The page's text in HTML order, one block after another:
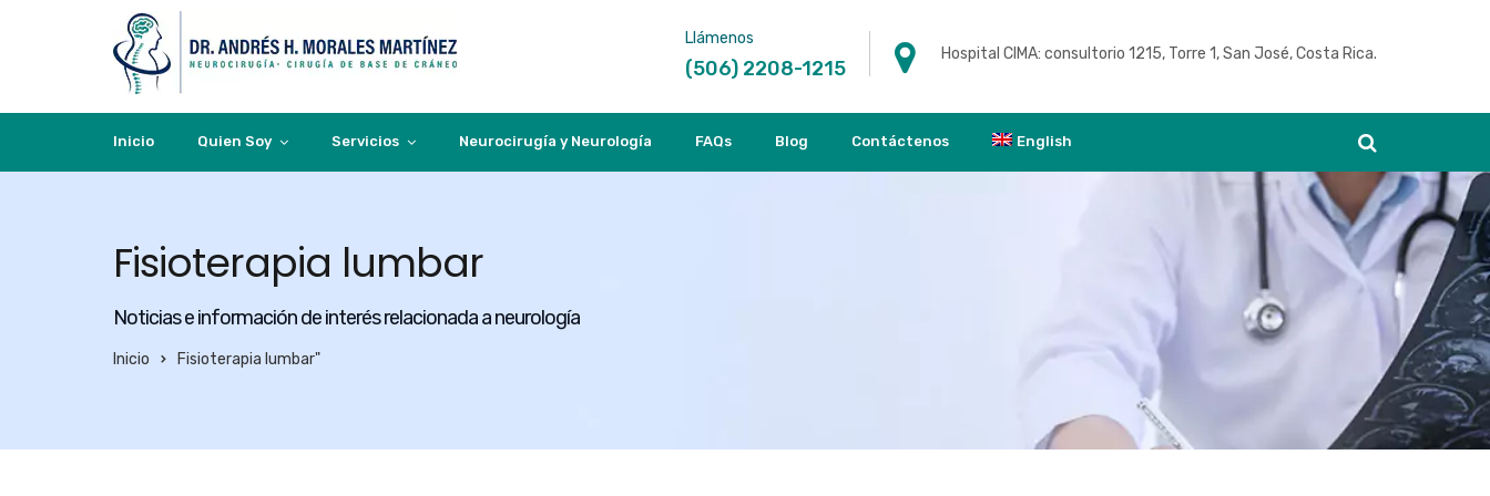
Llámenos
(506) 2208-1215
Hospital CIMA: consultorio 1215, Torre 1, San José, Costa Rica.
Inicio Quien Soy Servicios Neurocirugía y Neurología FAQs Blog Contáctenos English
Fisioterapia lumbar
Noticias e información de interés relacionada a neurología
Inicio Fisioterapia lumbar"